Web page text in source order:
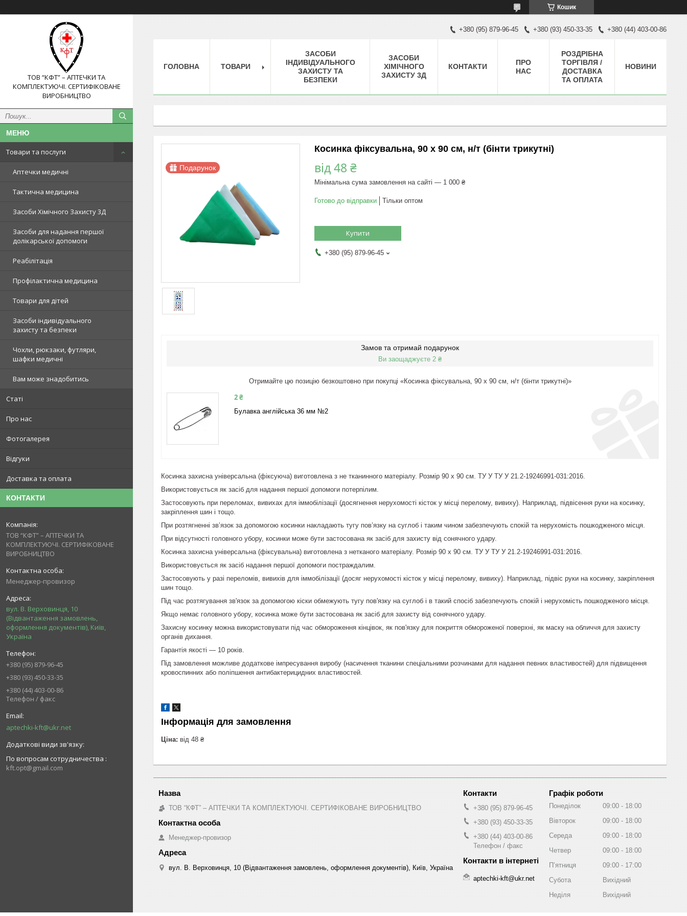
Кошик
ТОВ “КФТ” – АПТЕЧКИ ТА
КОМПЛЕКТУЮЧІ. СЕРТИФІКОВАНЕ
ВИРОБНИЦТВО
Товари та послуги
Аптечки медичні
Тактична медицина
Засоби Хімічного Захисту 3Д
Засоби для надання першої
долікарської допомоги
Реабілітація
Профілактична медицина
Товари для дітей
Засоби індивідуального
захисту та безпеки
Чохли, рюкзаки, футляри,
шафки медичні
Вам може знадобитись
Статі
Про нас
Фотогалерея
Відгуки
Доставка та оплата
КОНТАКТИ
ТОВ “КФТ” – АПТЕЧКИ ТА
КОМПЛЕКТУЮЧІ. СЕРТИФІКОВАНЕ
ВИРОБНИЦТВО
Менеджер-провизор
вул. В. Верховинця, 10
(Відвантаження замовлень,
оформлення документів), Київ,
Україна
+380 (95) 879-96-45
+380 (93) 450-33-35
+380 (44) 403-00-86
Телефон / факс
aptechki-kft@ukr.net
По вопросам сотрудничества
kft.opt@gmail.com
+380 (95) 879-96-45 +380 (93) 450-33-35 +380 (44) 403-00-86
ГОЛОВНА ТОВАРИ
ЗАСОБИ
ІНДИВІДУАЛЬНОГО
ЗАХИСТУ ТА
БЕЗПЕКИ
ЗАСОБИ
ХІМІЧНОГО
ЗАХИСТУ 3Д
КОНТАКТИ
ПРО
НАС
РОЗДРІБНА
ТОРГІВЛЯ /
ДОСТАВКА
ТА ОПЛАТА
НОВИНИ
Подарунок
Косинка фіксувальна, 90 x 90 см, н/т (бінти трикутні)
від48 ₴
Мінімальна сума замовлення на сайті — 1 000 ₴
Готово до відправки Тільки оптом
Купити
+380 (95) 879-96-45
Замов та отримай подарунок
Ви заощаджуєте 2 ₴
Отримайте цю позицію безкоштовно при покупці «Косинка фіксувальна, 90 x 90 см, н/т (бінти трикутні)»
2 ₴
Булавка англійська 36 мм №2
Косинка захисна універсальна (фіксуюча) виготовлена з не тканинного матеріалу. Розмір 90 x 90 см. ТУ У ТУ У 21.2-19246991-031:2016.
Використовується як засіб для надання першої допомоги потерпілим.
Застосовують при переломах, вивихах для іммобілізації (досягнення нерухомості кісток у місці перелому, вивиху). Наприклад, підвісення руки на косинку,
закріплення шин і тощо.
При розтягненні зв’язок за допомогою косинки накладають тугу пов’язку на суглоб і таким чином забезпечують спокій та нерухомість пошкодженого місця.
При відсутності головного убору, косинки може бути застосована як засіб для захисту від сонячного удару.
Косинка захисна універсальна (фіксувальна) виготовлена з нетканого матеріалу. Розмір 90 x 90 см. ТУ У ТУ У 21.2-19246991-031:2016.
Використовується як засіб надання першої допомоги постраждалим.
Застосовують у разі переломів, вивихів для іммобілізації (досяг нерухомості кісток у місці перелому, вивиху). Наприклад, підвіс руки на косинку, закріплення
шин тощо.
Під час розтягування зв'язок за допомогою кіски обмежують тугу пов'язку на суглоб і в такий спосіб забезпечують спокій і нерухомість пошкодженого місця.
Якщо немає головного убору, косинка може бути застосована як засіб для захисту від сонячного удару.
Захисну косинку можна використовувати під час обмороження кінцівок, як пов'язку для покриття обмороженої поверхні, як маску на обличчя для захисту
органів дихання.
Гарантія якості — 10 років.
Під замовлення можливе додаткове імпресування виробу (насичення тканини спеціальними розчинами для надання певних властивостей) для підвищення
кровоспинних або поліпшення антибактерицидних властивостей.
Інформація для замовлення
Ціна: від 48 ₴
ТОВ “КФТ” – АПТЕЧКИ ТА КОМПЛЕКТУЮЧІ. СЕРТИФІКОВАНЕ ВИРОБНИЦТВО
Менеджер-провизор
вул. В. Верховинця, 10 (Відвантаження замовлень, оформлення документів), Київ, Україна
+380 (95) 879-96-45
+380 (93) 450-33-35
+380 (44) 403-00-86
Телефон / факс
aptechki-kft@ukr.net
Графік роботи
Понеділок 09:00
18:00
Вівторок
09:00
18:00
Середа
09:00
18:00
Четвер
09:00
18:00
Пʼятниця
09:00
17:00
Субота
Вихідний
Неділя
Вихідний